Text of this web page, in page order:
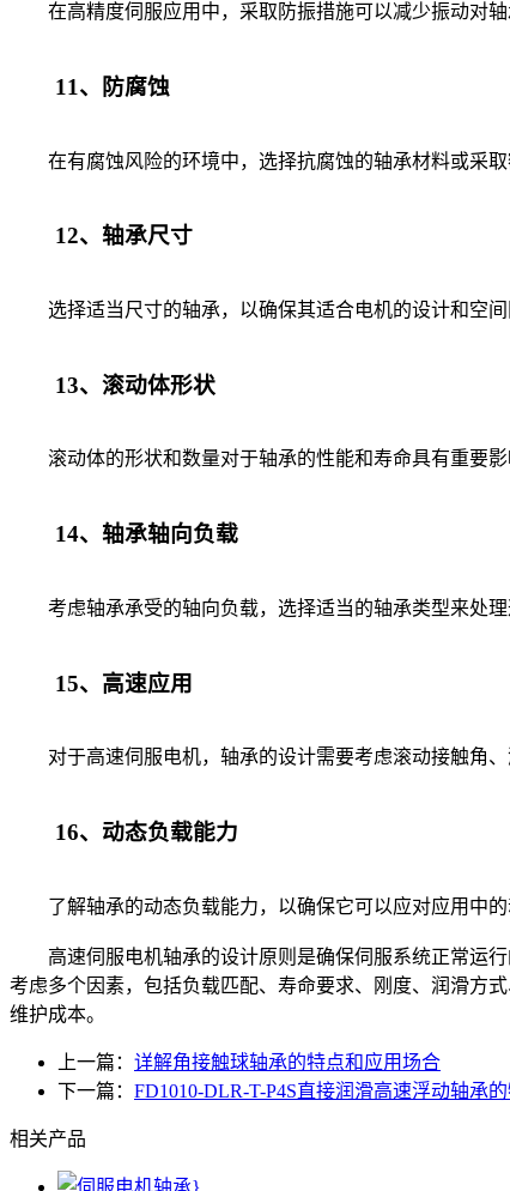
在高精度伺服应用中，采取防振措施可以减少振动对轴
11、防腐蚀
在有腐蚀风险的环境中，选择抗腐蚀的轴承材料或采取
12、轴承尺寸
选择适当尺寸的轴承，以确保其适合电机的设计和空间
13、滚动体形状
滚动体的形状和数量对于轴承的性能和寿命具有重要影
14、轴承轴向负载
考虑轴承承受的轴向负载，选择适当的轴承类型来处理
15、高速应用
对于高速伺服电机，轴承的设计需要考虑滚动接触角、
16、动态负载能力
了解轴承的动态负载能力，以确保它可以应对应用中的
高速伺服电机轴承的设计原则是确保伺服系统正常运行
考虑多个因素，包括负载匹配、寿命要求、刚度、润滑方
维护成本。
上一篇： 详解角接触球轴承的特点和应用场合
下一篇： FD1010-DLR-T-P4S直接润滑高速浮动轴承的
相关产品